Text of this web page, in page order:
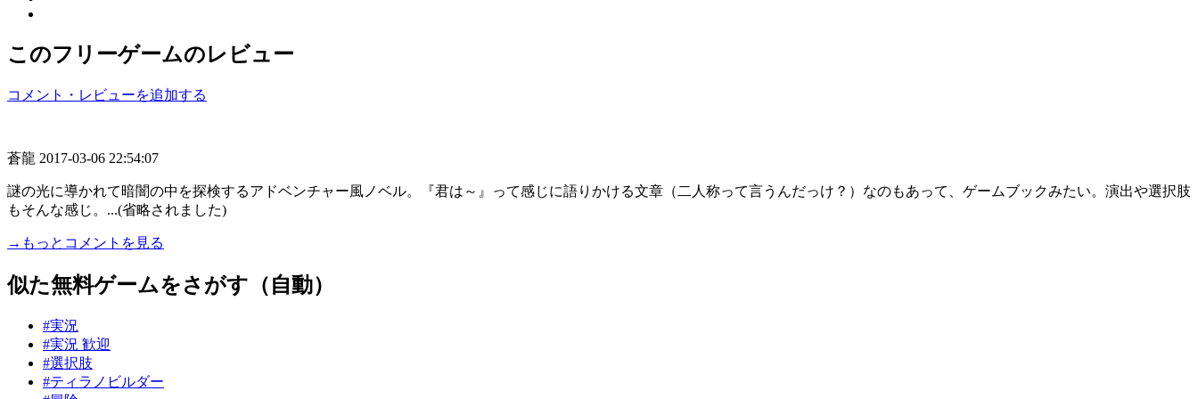
このフリーゲームのレビュー
コメント・レビューを追加する
蒼龍 2017-03-06 22:54:07
謎の光に導かれて暗闇の中を探検するアドベンチャー風ノベル。『君は～』って感じに語りかける文章（二人称って言うんだっけ？）なのもあって、ゲームブックみたい。演出や選択肢
もそんな感じ。...(省略されました)
→もっとコメントを見る
似た無料ゲームをさがす（自動）
#実況
#実況 歓迎
#選択肢
#ティラノビルダー